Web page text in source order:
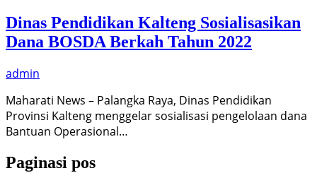
Dinas Pendidikan Kalteng Sosialisasikan
Dana BOSDA Berkah Tahun 2022
admin
Maharati News – Palangka Raya, Dinas Pendidikan
Provinsi Kalteng menggelar sosialisasi pengelolaan dana
Bantuan Operasional…
Paginasi pos